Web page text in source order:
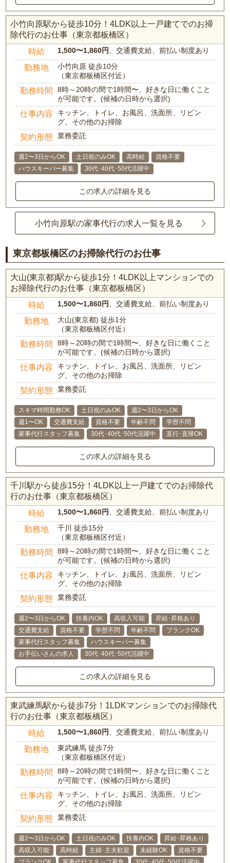
小竹向原駅から徒歩10分！4LDK以上一戸建てでのお掃
除代行のお仕事（東京都板橋区）
時給 1,500〜1,860円、交通費支給、前払い制度あり
勤務地
小竹向原 徒歩10分
（東京都板橋区付近）
勤務時間
8時～20時の間で1時間〜、好きな日に働くこと
が可能です。(候補の日時から選択)
仕事内容
キッチン、トイレ、お風呂、洗面所、リビン
グ、その他のお掃除
契約形態 業務委託
週2〜3日からOK 土日祝のみOK 高時給
資格不要
ハウスキーパー募集
30代･40代･50代活躍中
この求人の詳細を見る
小竹向原駅の家事代行の求人一覧を見る
東京都板橋区のお掃除代行のお仕事
大山(東京都)駅から徒歩1分！4LDK以上マンションでの
お掃除代行のお仕事（東京都板橋区）
時給 1,500〜1,860円 、交通費支給、前払い制度あり
勤務地
大山(東京都) 徒歩1分
（東京都板橋区付近）
勤務時間
8時～20時の間で1時間〜、好きな日に働くこと
が可能です。(候補の日時から選択)
仕事内容
キッチン、トイレ、お風呂、洗面所、リビン
グ、その他のお掃除
契約形態 業務委託
スキマ時間勤務OK 土日祝のみOK
週2〜3日からOK
週1〜OK
交通費支給 資格不要 年齢不問
学歴不問
家事代行スタッフ募集
30代･40代･50代活躍中 直行･直帰OK
この求人の詳細を見る
千川駅から徒歩15分！4LDK以上一戸建てでのお掃除代
行のお仕事（東京都板橋区）
時給 1,500〜1,860円 、交通費支給、前払い制度あり
勤務地
千川 徒歩15分
（東京都板橋区付近）
勤務時間
8時～20時の間で1時間〜、好きな日に働くこと
が可能です。(候補の日時から選択)
仕事内容
キッチン、トイレ、お風呂、洗面所、リビン
グ、その他のお掃除
契約形態 業務委託
週2〜3日からOK 扶養内OK 高収入可能
昇給･昇格あり
交通費支給
資格不要 学歴不問 年齢不問
ブランクOK
家事代行スタッフ募集
ハウスキーパー募集
お手伝いさんの求人
30代･40代･50代活躍中
この求人の詳細を見る
東武練馬駅から徒歩7分！1LDKマンションでのお掃除代
行のお仕事（東京都板橋区）
時給 1,500〜1,860円 、交通費支給、前払い制度あり
勤務地
東武練馬 徒歩7分
（東京都板橋区付近）
勤務時間
8時～20時の間で1時間〜、好きな日に働くこと
が可能です。(候補の日時から選択)
仕事内容
キッチン、トイレ、お風呂、洗面所、リビン
グ、その他のお掃除
契約形態 業務委託
週2〜3日からOK 土日祝のみOK 扶養内OK
昇給･昇格あり
高収入可能
高時給 主婦･主夫歓迎 未経験OK
資格不要